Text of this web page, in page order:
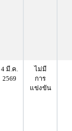
4 มี.ค.
2569
ไม่มี
การ
แข่งขัน